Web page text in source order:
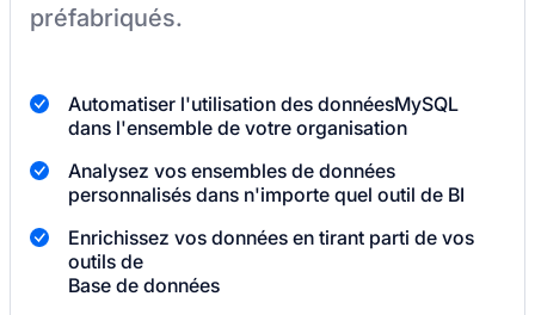
préfabriqués.
Automatiser l'utilisation des donnéesMySQL
dans l'ensemble de votre organisation
Analysez vos ensembles de données
personnalisés dans n'importe quel outil de BI
Enrichissez vos données en tirant parti de vos
outils de
Base de données